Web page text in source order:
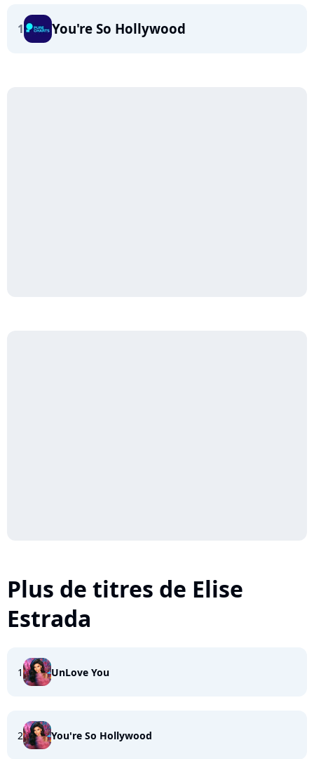
1 You're So Hollywood
Plus de titres de Elise
Estrada
1 UnLove You
2 You're So Hollywood